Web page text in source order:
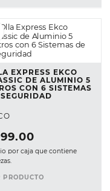
EXPRESS EKCO
DE ALUMINIO 5
CON 6 SISTEMAS
.00
por caja que contiene
PRODUCTO